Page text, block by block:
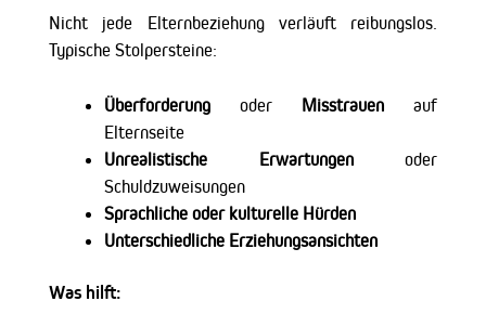
Nicht jede Elternbeziehung verläuft reibungslos.
Typische Stolpersteine:
Überforderung oder Misstrauen auf
Elternseite
Unrealistische Erwartungenoder
Schuldzuweisungen
Sprachliche oder kulturelle Hürden
Unterschiedliche Erziehungsansichten
Was hilft: